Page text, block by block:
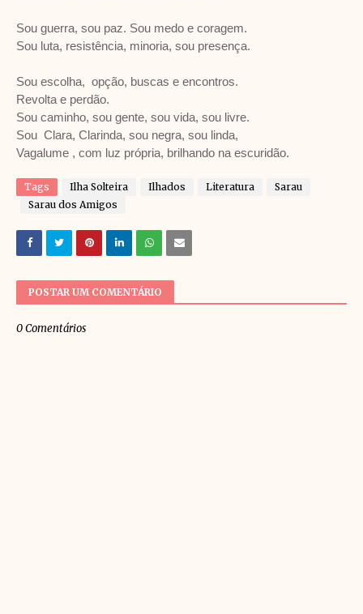
Sou guerra, sou paz. Sou medo e coragem.
Sou luta, resistência, minoria, sou presença.
Sou escolha, opção, buscas e encontros.
Revolta e perdão.
Sou caminho, sou gente, sou vida, sou livre.
Sou Clara, Clarinda, sou negra, sou linda,
Vagalume , com luz própria, brilhando na escuridão.
Tags Ilha Solteira Ilhados Literatura
Sarau
Sarau dos Amigos
POSTAR UM COMENTÁRIO
0 Comentários